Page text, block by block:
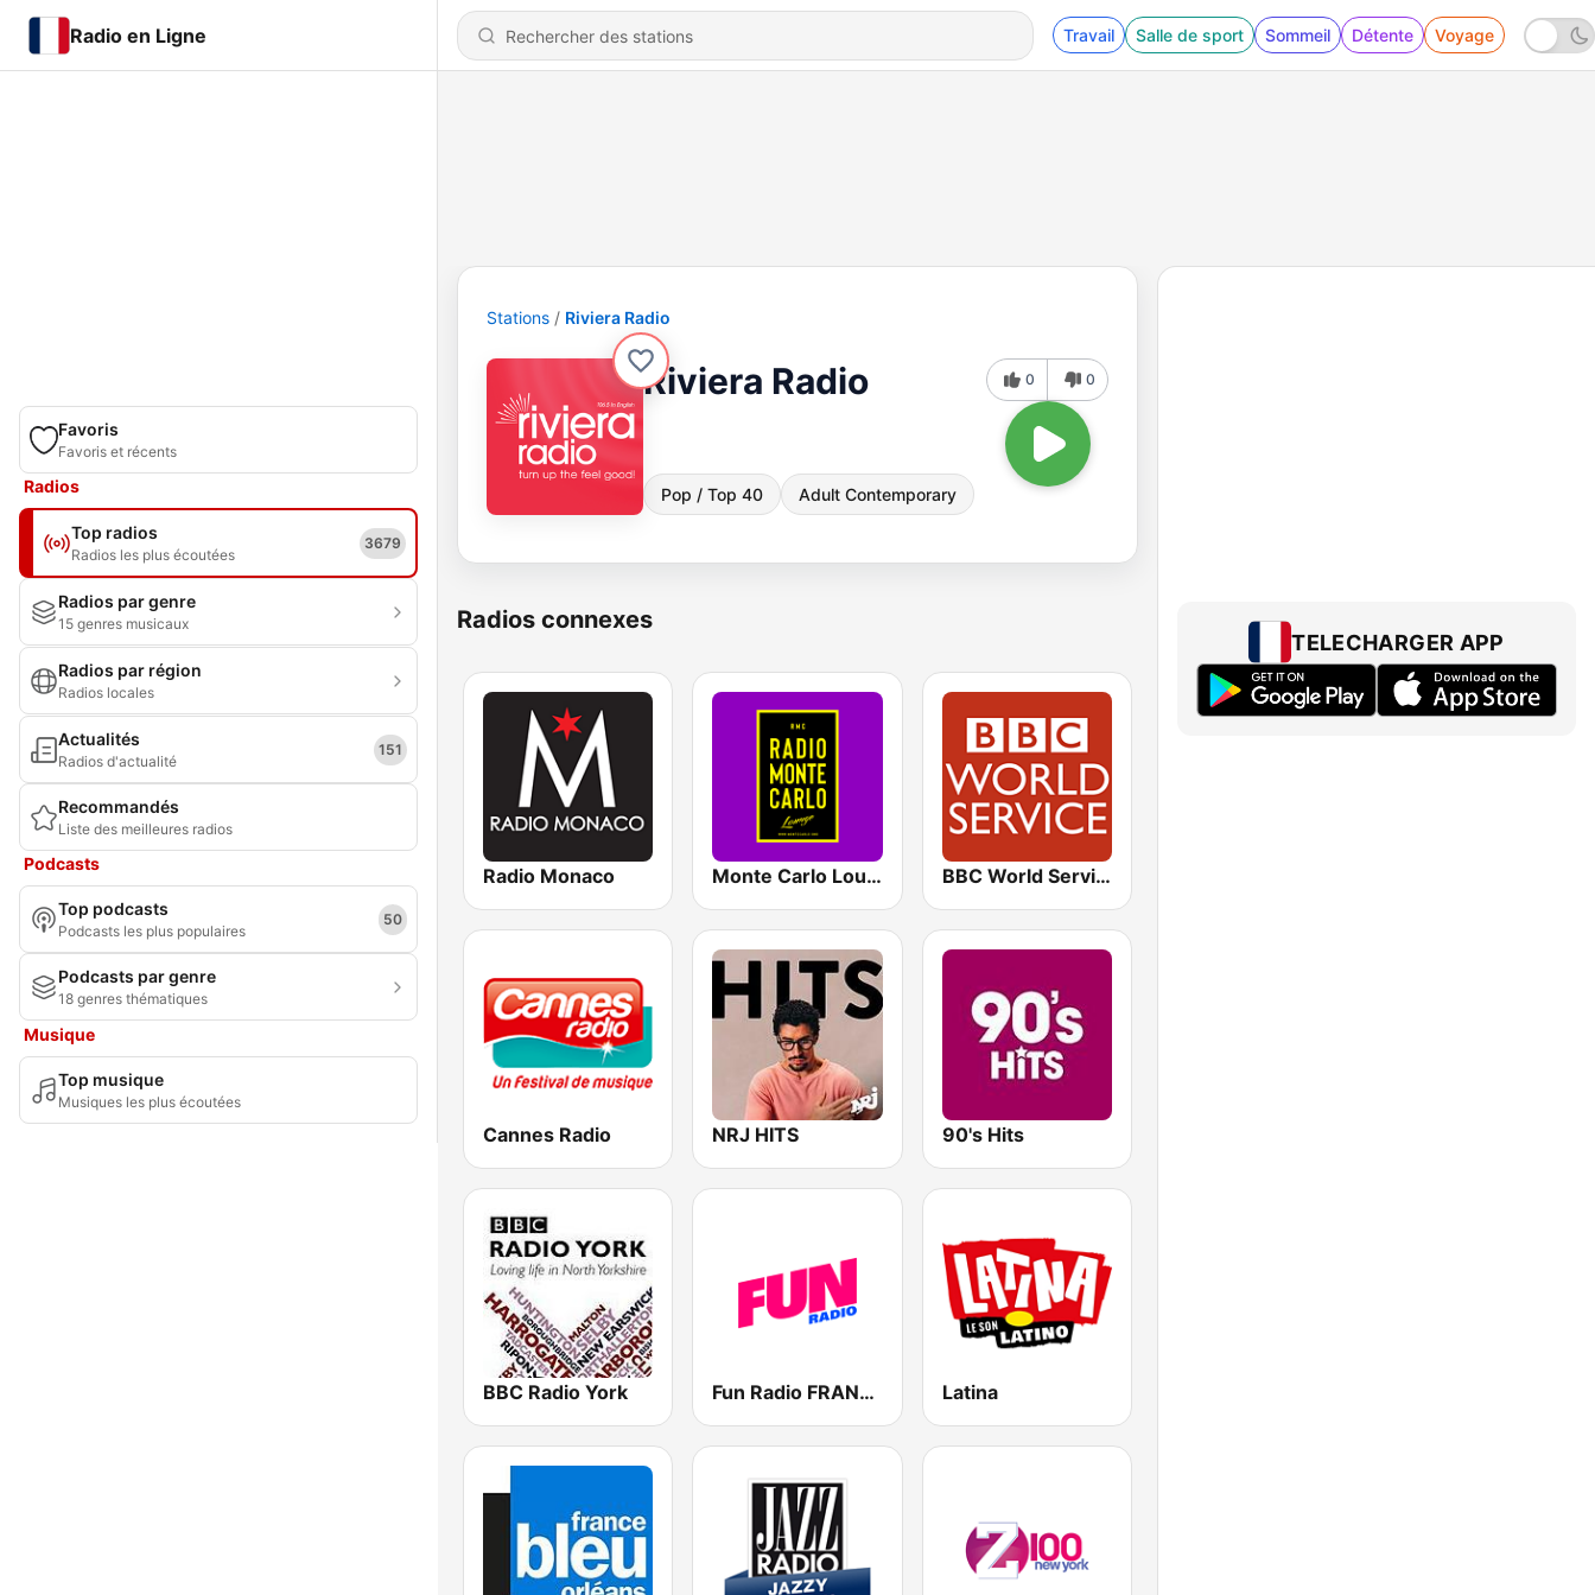
Radio en Ligne Travail Salle de sport Sommeil Détente Voyage
Favoris
Favoris et récents
Radios
Top radios
Radios les plus écoutées
3679
Radios par genre
15 genres musicaux
Radios par région
Radios locales
Actualités
Radios d'actualité
151
Recommandés
Liste des meilleures radios
Podcasts
Top podcasts
Podcasts les plus populaires
50
Podcasts par genre
18 genres thématiques
Musique
Top musique
Musiques les plus écoutées
Stations Riviera Radio
Riviera Radio
Pop / Top 40 Adult Contemporary
0 0
Radios connexes
Radio Monaco Monte Carlo Lounge BBC World Service
Cannes Radio NRJ HITS 90's Hits
BBC Radio York Fun Radio FRANCE Latina
TELECHARGER APP